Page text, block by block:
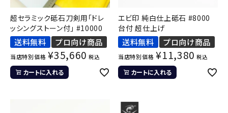
超セラミック砥石刀剣用「ドレ
ッシングストーン付」 #10000
送料無料 プロ向け商品
当店特別価格 ¥35,660 税込
カートに入れる
エビ印 純白仕上砥石 #8000
台付 超仕上げ
送料無料 プロ向け商品
当店特別価格 ¥11,380 税込
カートに入れる